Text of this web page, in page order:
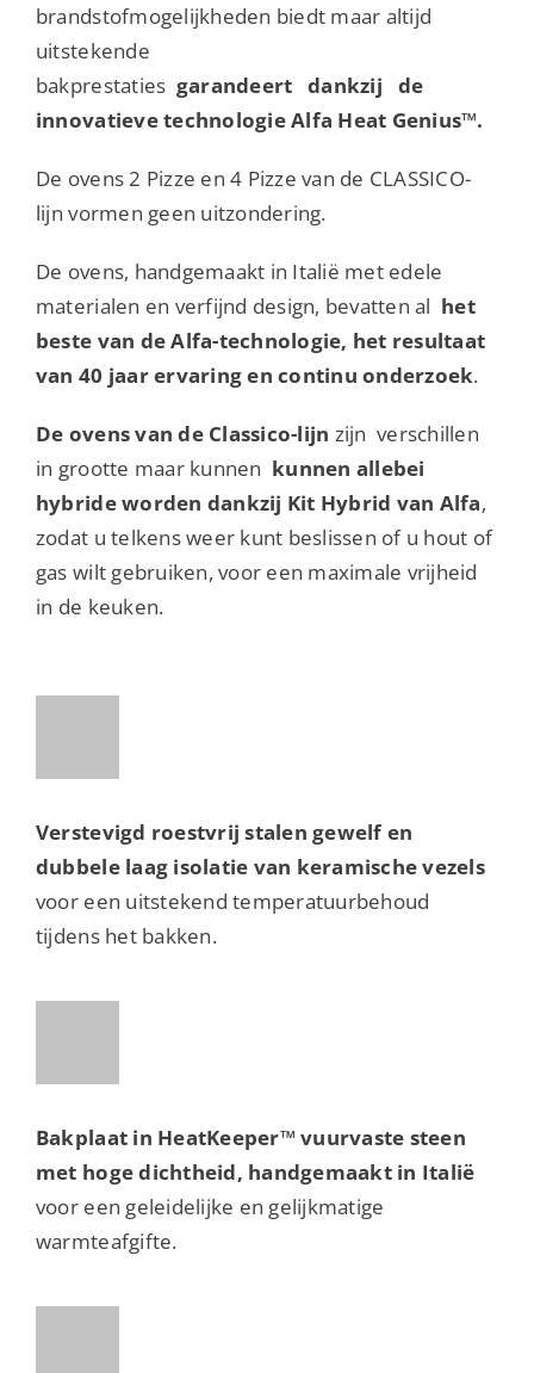
brandstofmogelijkheden biedt maar altijd
uitstekende
bakprestaties garandeert dankzij
de
innovatieve technologie Alfa Heat Genius™.
De ovens 2 Pizze en 4 Pizze van de CLASSICO-
lijn vormen geen uitzondering.
De ovens, handgemaakt in Italië met edele
materialen en verfijnd design, bevatten al het
beste van de Alfa-technologie, het resultaat
van 40 jaar ervaring en continu onderzoek.
De ovens van de Classico-lijn zijn verschillen
in grootte maar kunnen kunnen allebei
hybride worden dankzij Kit Hybrid van Alfa,
zodat u telkens weer kunt beslissen of u hout of
gas wilt gebruiken, voor een maximale vrijheid
in de keuken.
Verstevigd roestvrij stalen gewelf en
dubbele laag isolatie van keramische vezels
voor een uitstekend temperatuurbehoud
tijdens het bakken.
Bakplaat in HeatKeeper™ vuurvaste steen
met hoge dichtheid, handgemaakt in Italië
voor een geleidelijke en gelijkmatige
warmteafgifte.